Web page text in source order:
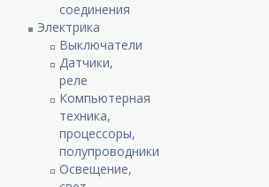
соединения
Электрика
Выключатели
Датчики,
реле
Компьютерная
техника,
процессоры,
полупроводники
Освещение,